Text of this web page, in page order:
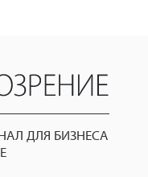
ДЛЯ БИЗНЕСА